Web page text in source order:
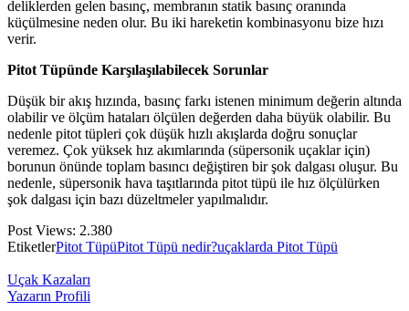
deliklerden gelen basınç, membranın statik basınç oranında
küçülmesine neden olur. Bu iki hareketin kombinasyonu bize hızı
verir.
Pitot Tüpünde Karşılaşılabilecek Sorunlar
Düşük bir akış hızında, basınç farkı istenen minimum değerin altında
olabilir ve ölçüm hataları ölçülen değerden daha büyük olabilir. Bu
nedenle pitot tüpleri çok düşük hızlı akışlarda doğru sonuçlar
veremez. Çok yüksek hız akımlarında (süpersonik uçaklar için)
borunun önünde toplam basıncı değiştiren bir şok dalgası oluşur. Bu
nedenle, süpersonik hava taşıtlarında pitot tüpü ile hız ölçülürken
şok dalgası için bazı düzeltmeler yapılmalıdır.
Post Views: 2.380
EtiketlerPitot TüpüPitot Tüpü nedir?uçaklarda Pitot Tüpü
Uçak Kazaları
Yazarın Profili